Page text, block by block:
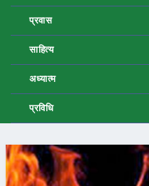
प्रवास
साहित्य
अध्यात्म
प्रविधि